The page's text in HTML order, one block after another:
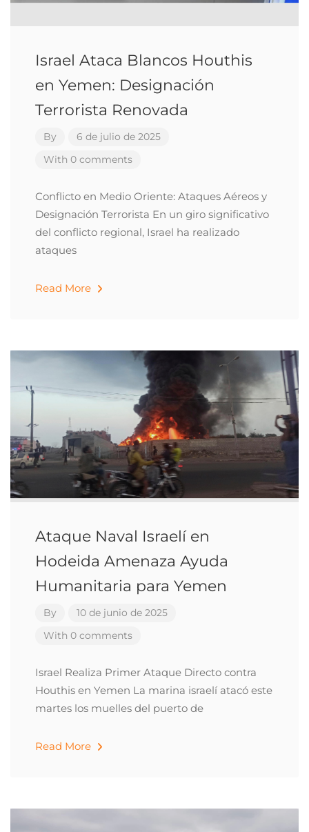
Israel Ataca Blancos Houthis
en Yemen: Designación
Terrorista Renovada
By
6 de julio de 2025
With 0 comments
Conflicto en Medio Oriente: Ataques Aéreos y
Designación Terrorista En un giro significativo
del conflicto regional, Israel ha realizado
ataques
Read More
Ataque Naval Israelí en
Hodeida Amenaza Ayuda
Humanitaria para Yemen
By
10 de junio de 2025
With 0 comments
Israel Realiza Primer Ataque Directo contra
Houthis en Yemen La marina israelí atacó este
martes los muelles del puerto de
Read More